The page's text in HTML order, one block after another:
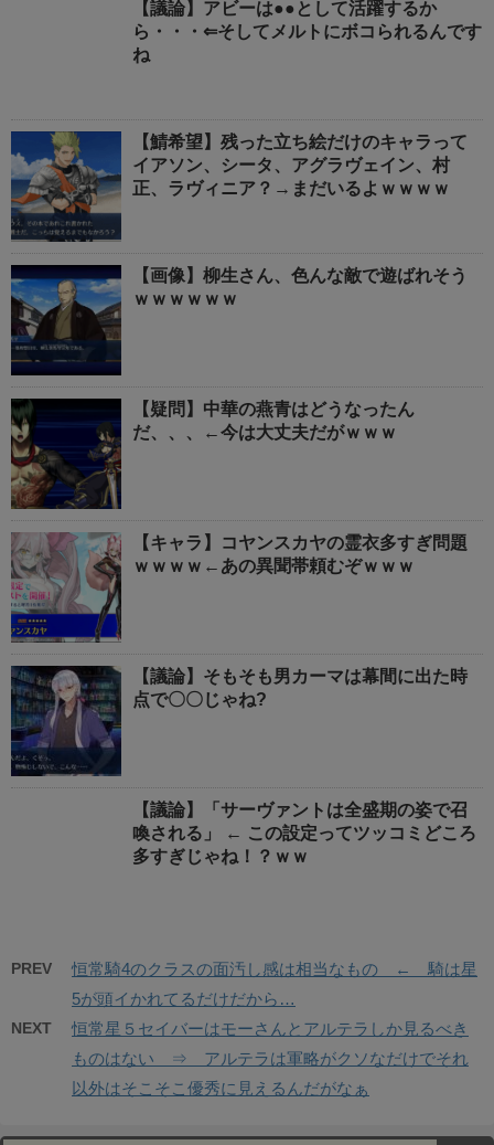
【議論】アビーは●●として活躍するか
ら・・・⇐そしてメルトにボコられるんです
ね
【鯖希望】残った立ち絵だけのキャラって
イアソン、シータ、アグラヴェイン、村
正、ラヴィニア？→まだいるよｗｗｗｗ
【画像】柳生さん、色んな敵で遊ばれそう
ｗｗｗｗｗｗ
【疑問】中華の燕青はどうなったん
だ、、、←今は大丈夫だがｗｗｗ
【キャラ】コヤンスカヤの霊衣多すぎ問題
ｗｗｗｗ←あの異聞帯頼むぞｗｗｗ
【議論】そもそも男カーマは幕間に出た時
点で〇〇じゃね?
【議論】「サーヴァントは全盛期の姿で召
喚される」 ← この設定ってツッコミどころ
多すぎじゃね！？ｗｗ
PREV
恒常騎4のクラスの面汚し感は相当なもの ← 騎は星
5が頭イかれてるだけだから…
NEXT
恒常星５セイバーはモーさんとアルテラしか見るべき
ものはない ⇒ アルテラは軍略がクソなだけでそれ
以外はそこそこ優秀に見えるんだがなぁ